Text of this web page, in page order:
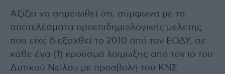
Αξίζει να σημειωθεί ότι, σύμφωνα με τα
αποτελέσματα οροεπιδημιολογικής μελέτης
που είχε διεξαχθεί το 2010 από τον ΕΟΔΥ, σε
κάθε ένα (1) κρούσμα λοίμωξης από τον ιό του
Δυτικού Νείλου με προσβολή του ΚΝΣ